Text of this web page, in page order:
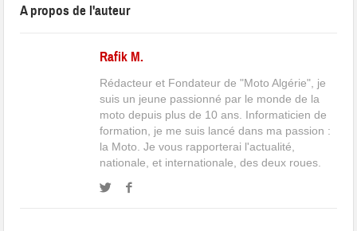
A propos de l'auteur
Rafik M.
Rédacteur et Fondateur de "Moto Algérie", je
suis un jeune passionné par le monde de la
moto depuis plus de 10 ans. Informaticien de
formation, je me suis lancé dans ma passion :
la Moto. Je vous rapporterai l'actualité,
nationale, et internationale, des deux roues.